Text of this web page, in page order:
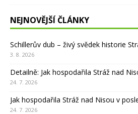
NEJNOVĚJŠÍ ČLÁNKY
Schillerův dub – živý svědek historie
3. 8. 2026
Detailně: Jak hospodařila Stráž nad
24. 7. 2026
Jak hospodařila Stráž nad Nisou v
24. 7. 2026